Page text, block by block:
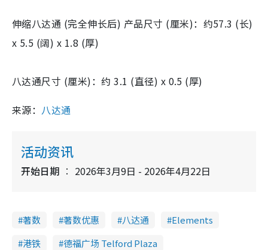
伸缩八达通 (完全伸长后) 产品尺寸 (厘米)：约57.3 (长)
x 5.5 (阔) x 1.8 (厚)
八达通尺寸 (厘米)：约 3.1 (直径) x 0.5 (厚)
来源： 八达通
活动资讯
开始日期 2026年3月9日 - 2026年4月22日
著数 著数优惠 八达通
Elements
港铁
德福广场 Telford Plaza